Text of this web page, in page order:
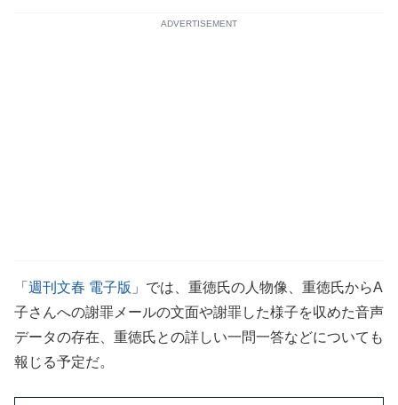
ADVERTISEMENT
「 週刊文春 電子版 」では、重徳氏の人物像、重徳氏からA
子さんへの謝罪メールの文面や謝罪した様子を収めた音声
データの存在、重徳氏との詳しい一問一答などについても
報じる予定だ。